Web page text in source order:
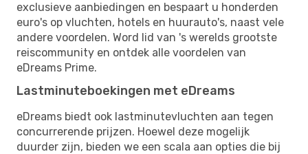
exclusieve aanbiedingen en bespaart u honderden
euro's op vluchten, hotels en huurauto's, naast vele
andere voordelen. Word lid van 's werelds grootste
reiscommunity en ontdek alle voordelen van
eDreams Prime.
Lastminuteboekingen met eDreams
eDreams biedt ook lastminutevluchten aan tegen
concurrerende prijzen. Hoewel deze mogelijk
duurder zijn, bieden we een scala aan opties die bij